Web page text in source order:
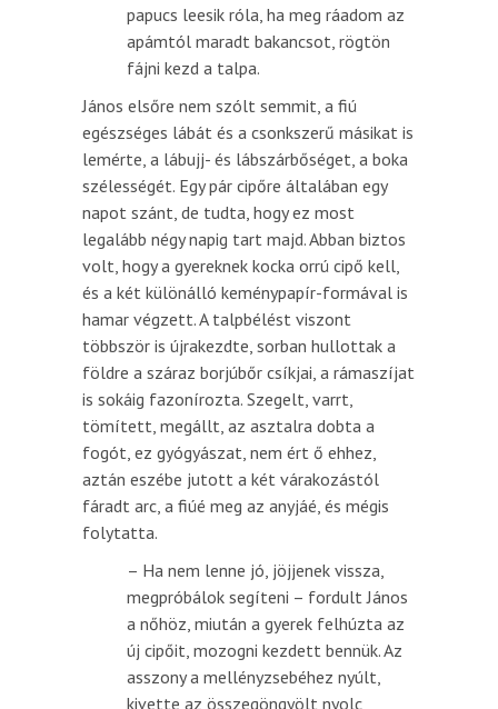
papucs leesik róla, ha meg ráadom az
apámtól maradt bakancsot, rögtön
fájni kezd a talpa.
János elsőre nem szólt semmit, a fiú
egészséges lábát és a csonkszerű másikat is
lemérte, a lábujj- és lábszárbőséget, a boka
szélességét. Egy pár cipőre általában egy
napot szánt, de tudta, hogy ez most
legalább négy napig tart majd. Abban biztos
volt, hogy a gyereknek kocka orrú cipő kell,
és a két különálló keménypapír-formával is
hamar végzett. A talpbélést viszont
többször is újrakezdte, sorban hullottak a
földre a száraz borjúbőr csíkjai, a rámaszíjat
is sokáig fazonírozta. Szegelt, varrt,
tömített, megállt, az asztalra dobta a
fogót, ez gyógyászat, nem ért ő ehhez,
aztán eszébe jutott a két várakozástól
fáradt arc, a fiúé meg az anyjáé, és mégis
folytatta.
– Ha nem lenne jó, jöjjenek vissza,
megpróbálok segíteni – fordult János
a nőhöz, miután a gyerek felhúzta az
új cipőit, mozogni kezdett bennük. Az
asszony a mellényzsebéhez nyúlt,
kivette az összegöngyölt nyolc